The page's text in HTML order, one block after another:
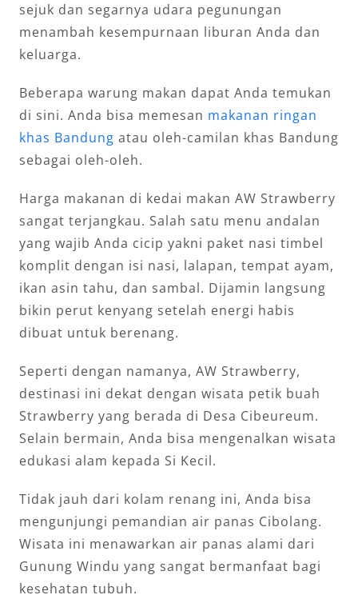
sejuk dan segarnya udara pegunungan
menambah kesempurnaan liburan Anda dan
keluarga.
Beberapa warung makan dapat Anda temukan
di sini. Anda bisa memesan makanan ringan
khas Bandung atau oleh-camilan khas Bandung
sebagai oleh-oleh.
Harga makanan di kedai makan AW Strawberry
sangat terjangkau. Salah satu menu andalan
yang wajib Anda cicip yakni paket nasi timbel
komplit dengan isi nasi, lalapan, tempat ayam,
ikan asin tahu, dan sambal. Dijamin langsung
bikin perut kenyang setelah energi habis
dibuat untuk berenang.
Seperti dengan namanya, AW Strawberry,
destinasi ini dekat dengan wisata petik buah
Strawberry yang berada di Desa Cibeureum.
Selain bermain, Anda bisa mengenalkan wisata
edukasi alam kepada Si Kecil.
Tidak jauh dari kolam renang ini, Anda bisa
mengunjungi pemandian air panas Cibolang.
Wisata ini menawarkan air panas alami dari
Gunung Windu yang sangat bermanfaat bagi
kesehatan tubuh.